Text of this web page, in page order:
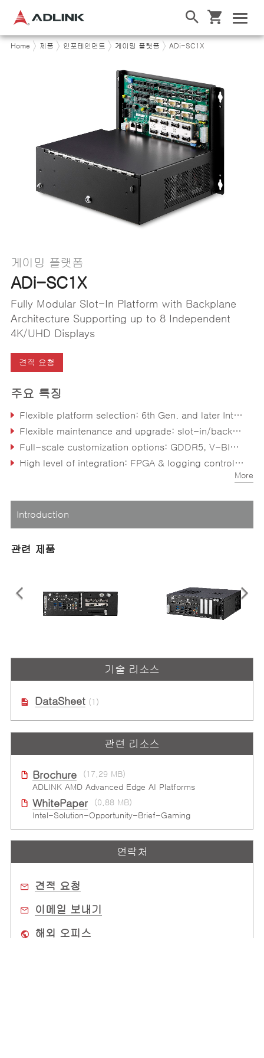
Home 제품 인포테인먼트 게이밍 플랫폼 ADi-SC1X
게이밍 플랫폼
ADi-SC1X
Fully Modular Slot-In Platform with Backplane
Architecture Supporting up to 8 Independent
4K/UHD Displays
견적 요청
주요 특징
Flexible platform selection: 6th Gen. and later Intel® Core™ CPU and AMD Ryzen™ APU with COMe support
Flexible maintenance and upgrade: slot-in/backplane design, CPU COMe module, GPU MXM module
Full-scale customization options: GDDR5, V-BIOS, video ports, I/O ports, etc.
High level of integration: FPGA & logging controller onboard
More
Introduction
관련 제품
All-in-one Infotainment Box PC
4K UHD를 비롯해 최대 7대의 독립
기술 리소스
DataSheet(1)
관련 리소스
Brochure
(17.29 MB)
ADLINK AMD Advanced Edge AI Platforms
WhitePaper
(0.88 MB)
Intel-Solution-Opportunity-Brief-Gaming
연락처
견적 요청
이메일 보내기
해외 오피스